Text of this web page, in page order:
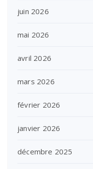
juin 2026
mai 2026
avril 2026
mars 2026
février 2026
janvier 2026
décembre 2025